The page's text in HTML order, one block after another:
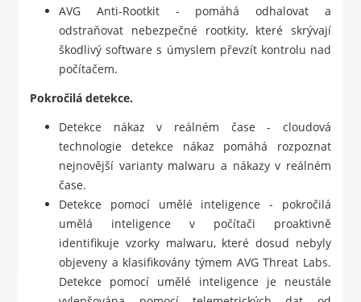
AVG Anti-Rootkit - pomáhá odhalovat a
odstraňovat nebezpečné rootkity, které skrývají
škodlivý software s úmyslem převzít kontrolu nad
počítačem.
Pokročilá detekce.
Detekce nákaz v reálném čase - cloudová
technologie detekce nákaz pomáhá rozpoznat
nejnovější varianty malwaru a nákazy v reálném
čase.
Detekce pomocí umělé inteligence - pokročilá
umělá inteligence v počítači proaktivně
identifikuje vzorky malwaru, které dosud nebyly
objeveny a klasifikovány týmem AVG Threat Labs.
Detekce pomocí umělé inteligence je neustále